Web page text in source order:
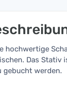
hochwertige
Das Stativ
gebucht werden.